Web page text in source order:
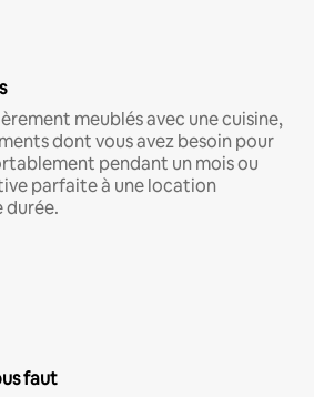
meublés avec une cuisine,
dont vous avez besoin pour
pendant un mois ou
parfaite à une location
durée.
faut